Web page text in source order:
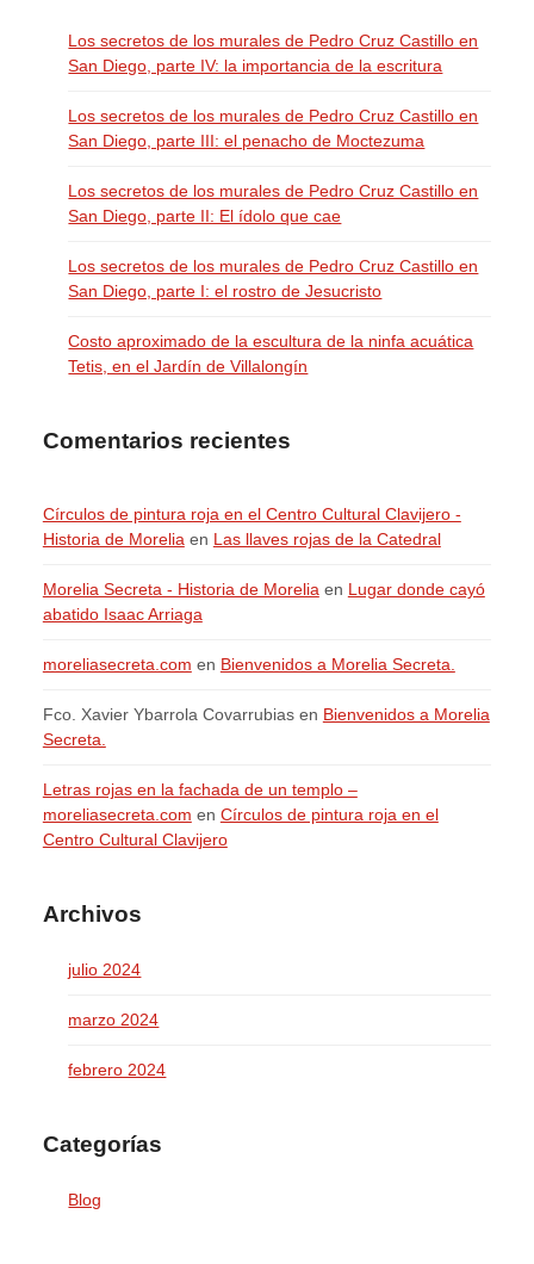
Los secretos de los murales de Pedro Cruz Castillo en
San Diego, parte IV: la importancia de la escritura
Los secretos de los murales de Pedro Cruz Castillo en
San Diego, parte III: el penacho de Moctezuma
Los secretos de los murales de Pedro Cruz Castillo en
San Diego, parte II: El ídolo que cae
Los secretos de los murales de Pedro Cruz Castillo en
San Diego, parte I: el rostro de Jesucristo
Costo aproximado de la escultura de la ninfa acuática
Tetis, en el Jardín de Villalongín
Comentarios recientes
Círculos de pintura roja en el Centro Cultural Clavijero -
Historia de Morelia en Las llaves rojas de la Catedral
Morelia Secreta - Historia de Morelia en Lugar donde cayó
abatido Isaac Arriaga
moreliasecreta.com en Bienvenidos a Morelia Secreta.
Fco. Xavier Ybarrola Covarrubiasen Bienvenidos a Morelia
Secreta.
Letras rojas en la fachada de un templo –
moreliasecreta.com en Círculos de pintura roja en el
Centro Cultural Clavijero
Archivos
julio 2024
marzo 2024
febrero 2024
Categorías
Blog